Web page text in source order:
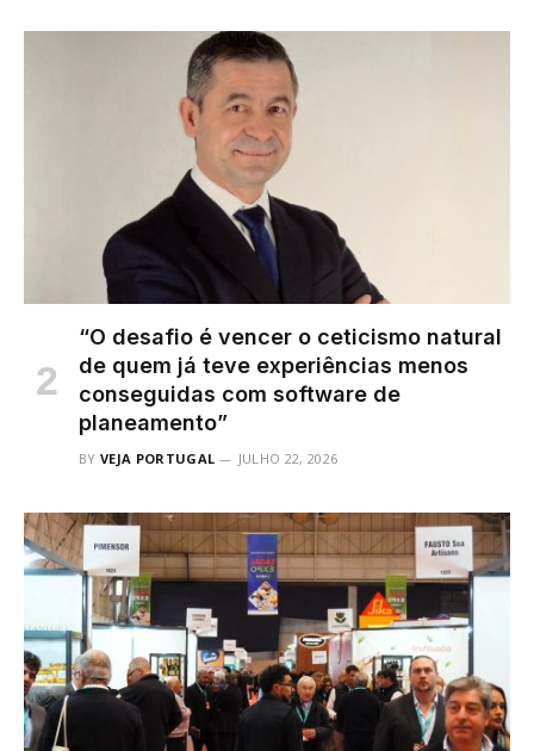
“O desafio é vencer o ceticismo natural
de quem já teve experiências menos
conseguidas com software de
planeamento”
BY VEJA PORTUGAL JULHO 22, 2026